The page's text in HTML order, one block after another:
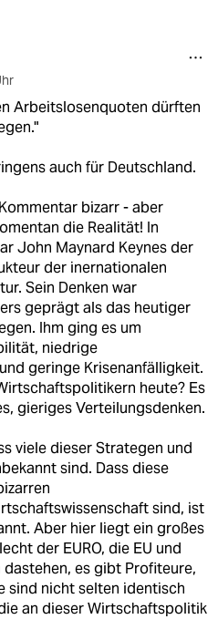
Arbeitslosenquoten dürften
auch für Deutschland.
bizarr - aber
die Realität! In
John Maynard Keynes der
der inernationalen
Sein Denken war
geprägt als das heutiger
Ihm ging es um
niedrige
geringe Krisenanfälligkeit.
heute? Es
gieriges Verteilungsdenken.
viele dieser Strategen und
sind. Dass diese
sind, ist
Aber hier liegt ein großes
der EURO, die EU und
dastehen, es gibt Profiteure,
sind nicht selten identisch
an dieser Wirtschaftspolitik